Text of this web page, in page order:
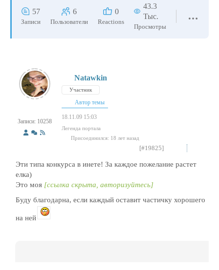
57
Записи
6
Пользователи
0
Reactions
43.3
Тыс.
Просмотры
Записи: 10258
Natawkin
Участник
Автор темы
18.11.09 15:03
Легенда портала
Присоединился: 18 лет назад
[#19825]
Эти типа конкурса в инете! За каждое пожелание растет
елка)
Это моя [ссылка скрыта, авторизуйтесь]
Буду благодарна, если каждый оставит частичку хорошего
на ней